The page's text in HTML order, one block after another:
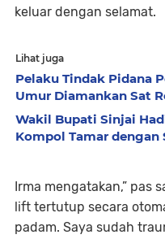
keluar dengan selamat.
Lihat juga
Pelaku Tindak Pidana
Umur Diamankan Sat
Wakil Bupati Sinjai
Kompol Tamar dengan
Irma mengatakan,” pas
lift tertutup secara
padam. Saya sudah